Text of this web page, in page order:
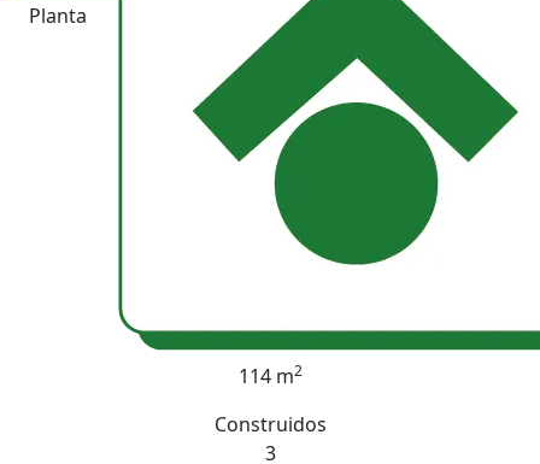
Planta
114 m2
Construidos
3